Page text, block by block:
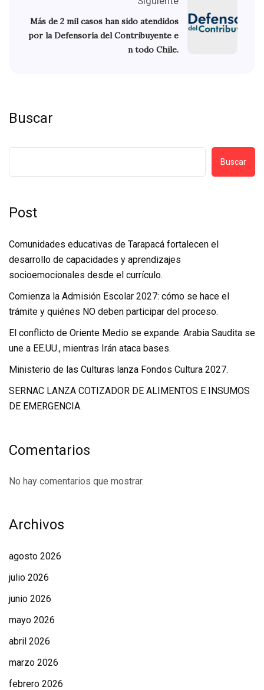
Más de 2 mil casos han sido atendidos
por la Defensoría del Contribuyente e
n todo Chile.
Buscar
Buscar
Post
Comunidades educativas de Tarapacá fortalecen el
desarrollo de capacidades y aprendizajes
socioemocionales desde el currículo.
Comienza la Admisión Escolar 2027: cómo se hace el
trámite y quiénes NO deben participar del proceso.
El conflicto de Oriente Medio se expande: Arabia Saudita se
une a EE.UU., mientras Irán ataca bases.
Ministerio de las Culturas lanza Fondos Cultura 2027.
SERNAC LANZA COTIZADOR DE ALIMENTOS E INSUMOS
DE EMERGENCIA.
Comentarios
No hay comentarios que mostrar.
Archivos
agosto 2026
julio 2026
junio 2026
mayo 2026
abril 2026
marzo 2026
febrero 2026